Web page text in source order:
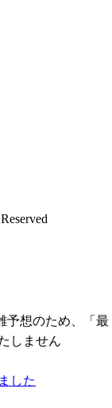
予想のため、「最
しません
した